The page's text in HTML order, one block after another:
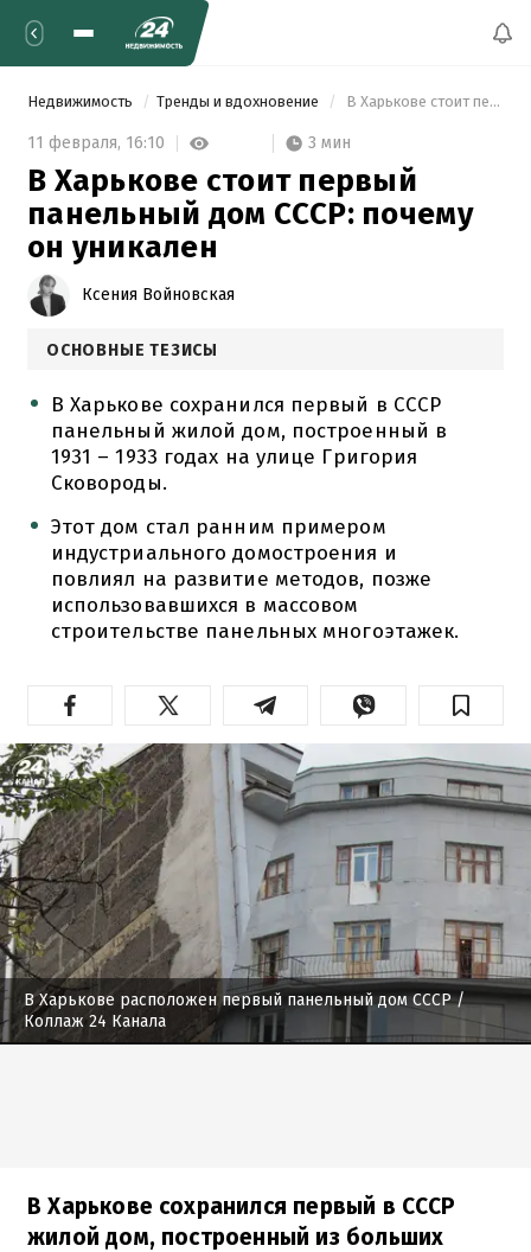
Недвижимость Тренды и вдохновение В Харькове стоит первый панельный дом СССР: почему он уникален
11 февраля, 16:10 3 мин
В Харькове стоит первый
панельный дом СССР: почему
он уникален
Ксения Войновская
ОСНОВНЫЕ ТЕЗИСЫ
В Харькове сохранился первый в СССР
панельный жилой дом, построенный в
1931 – 1933 годах на улице Григория
Сковороды.
Этот дом стал ранним примером
индустриального домостроения и
повлиял на развитие методов, позже
использовавшихся в массовом
строительстве панельных многоэтажек.
В Харькове расположен первый панельный дом СССР/
Коллаж 24 Канала
В Харькове сохранился первый в СССР
жилой дом, построенный из больших